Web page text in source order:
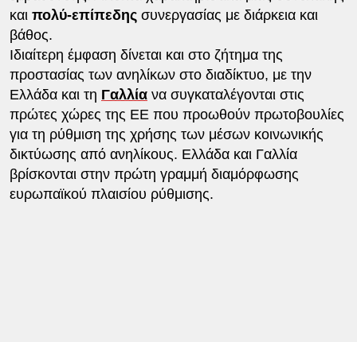
και πολύ-επίπεδηςσυνεργασίας με διάρκεια και
βάθος.
Ιδιαίτερη έμφαση δίνεται και στο ζήτημα της
προστασίας των ανηλίκων στο διαδίκτυο, με την
Ελλάδα και τη Γαλλίανα συγκαταλέγονται στις
πρώτες χώρες της ΕΕ που προωθούν πρωτοβουλίες
για τη ρύθμιση της χρήσης των μέσων κοινωνικής
δικτύωσης από ανηλίκους. Ελλάδα και Γαλλία
βρίσκονται στην πρώτη γραμμή διαμόρφωσης
ευρωπαϊκού πλαισίου ρύθμισης.